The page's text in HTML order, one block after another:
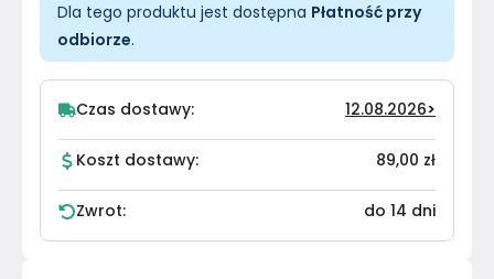
Dla tego produktu jest dostępna Płatność przy
odbiorze.
Czas dostawy: 12.08.2026>
Koszt dostawy: 89,00 zł
Zwrot: do 14 dni